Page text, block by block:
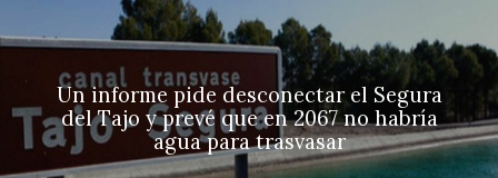
Un informe pide desconectar el Segura
del Tajo y prevé que en 2067 no habría
agua para trasvasar